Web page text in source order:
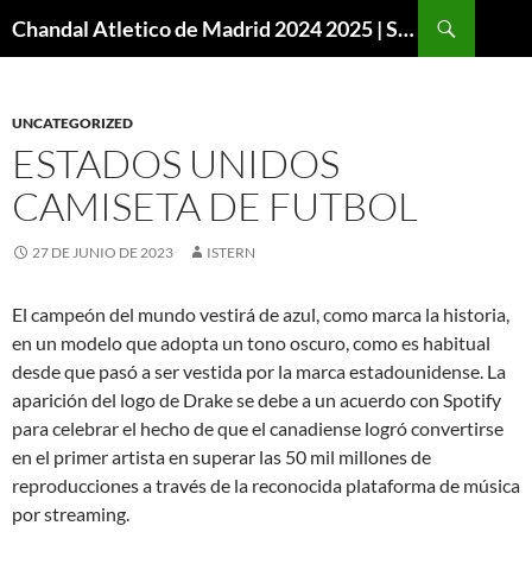
Chandal Atletico de Madrid 2024 2025 | SuperVigo
UNCATEGORIZED
ESTADOS UNIDOS
CAMISETA DE FUTBOL
27 DE JUNIO DE 2023 ISTERN
El campeón del mundo vestirá de azul, como marca la historia,
en un modelo que adopta un tono oscuro, como es habitual
desde que pasó a ser vestida por la marca estadounidense. La
aparición del logo de Drake se debe a un acuerdo con Spotify
para celebrar el hecho de que el canadiense logró convertirse
en el primer artista en superar las 50 mil millones de
reproducciones a través de la reconocida plataforma de música
por streaming.